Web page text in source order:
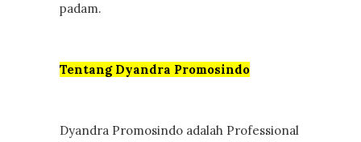
padam.
Tentang Dyandra Promosindo
Dyandra Promosindo adalah Professional